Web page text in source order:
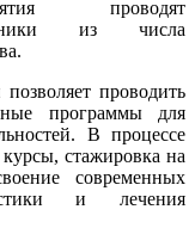
проводят
из числа
позволяет проводить
программы для
В процессе
стажировка на
современных
и лечения